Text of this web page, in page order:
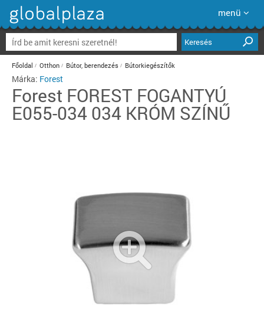
menü
Keresés
Főoldal Otthon Bútor, berendezés Bútorkiegészítők
Márka: Forest
Forest FOREST FOGANTYÚ
E055-034 034 KRÓM SZÍNŰ